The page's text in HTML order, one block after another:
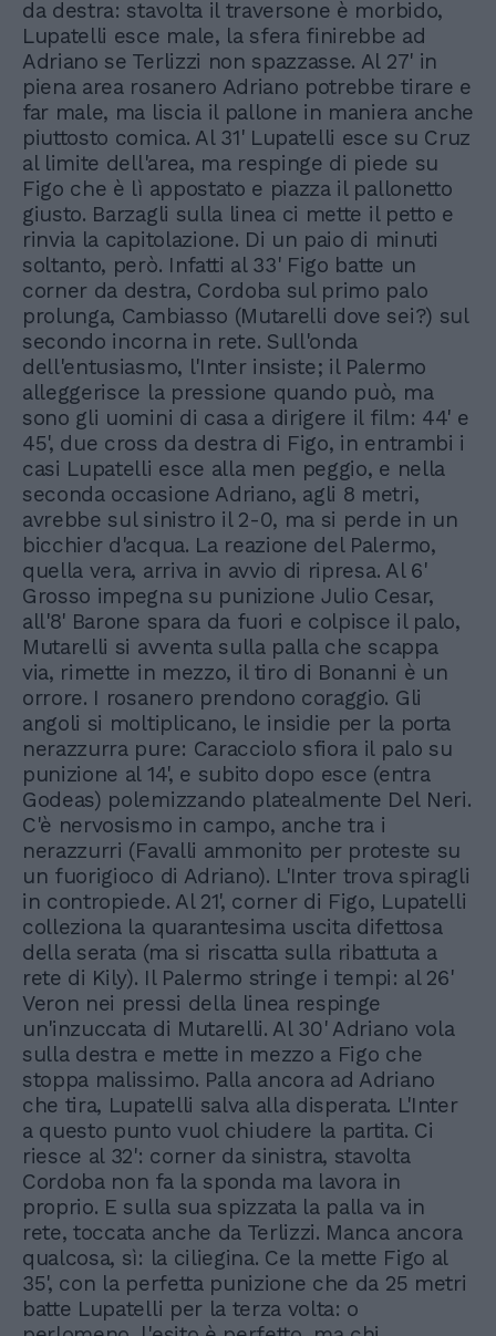
da destra: stavolta il traversone è morbido,
Lupatelli esce male, la sfera finirebbe ad
Adriano se Terlizzi non spazzasse. Al 27' in
piena area rosanero Adriano potrebbe tirare e
far male, ma liscia il pallone in maniera anche
piuttosto comica. Al 31' Lupatelli esce su Cruz
al limite dell'area, ma respinge di piede su
Figo che è lì appostato e piazza il pallonetto
giusto. Barzagli sulla linea ci mette il petto e
rinvia la capitolazione. Di un paio di minuti
soltanto, però. Infatti al 33' Figo batte un
corner da destra, Cordoba sul primo palo
prolunga, Cambiasso (Mutarelli dove sei?) sul
secondo incorna in rete. Sull'onda
dell'entusiasmo, l'Inter insiste; il Palermo
alleggerisce la pressione quando può, ma
sono gli uomini di casa a dirigere il film: 44' e
45', due cross da destra di Figo, in entrambi i
casi Lupatelli esce alla men peggio, e nella
seconda occasione Adriano, agli 8 metri,
avrebbe sul sinistro il 2-0, ma si perde in un
bicchier d'acqua. La reazione del Palermo,
quella vera, arriva in avvio di ripresa. Al 6'
Grosso impegna su punizione Julio Cesar,
all'8' Barone spara da fuori e colpisce il palo,
Mutarelli si avventa sulla palla che scappa
via, rimette in mezzo, il tiro di Bonanni è un
orrore. I rosanero prendono coraggio. Gli
angoli si moltiplicano, le insidie per la porta
nerazzurra pure: Caracciolo sfiora il palo su
punizione al 14', e subito dopo esce (entra
Godeas) polemizzando platealmente Del Neri.
C'è nervosismo in campo, anche tra i
nerazzurri (Favalli ammonito per proteste su
un fuorigioco di Adriano). L'Inter trova spiragli
in contropiede. Al 21', corner di Figo, Lupatelli
colleziona la quarantesima uscita difettosa
della serata (ma si riscatta sulla ribattuta a
rete di Kily). Il Palermo stringe i tempi: al 26'
Veron nei pressi della linea respinge
un'inzuccata di Mutarelli. Al 30' Adriano vola
sulla destra e mette in mezzo a Figo che
stoppa malissimo. Palla ancora ad Adriano
che tira, Lupatelli salva alla disperata. L'Inter
a questo punto vuol chiudere la partita. Ci
riesce al 32': corner da sinistra, stavolta
Cordoba non fa la sponda ma lavora in
proprio. E sulla sua spizzata la palla va in
rete, toccata anche da Terlizzi. Manca ancora
qualcosa, sì: la ciliegina. Ce la mette Figo al
35', con la perfetta punizione che da 25 metri
batte Lupatelli per la terza volta: o